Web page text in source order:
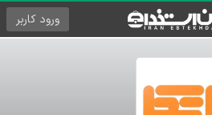
ورود کاربر